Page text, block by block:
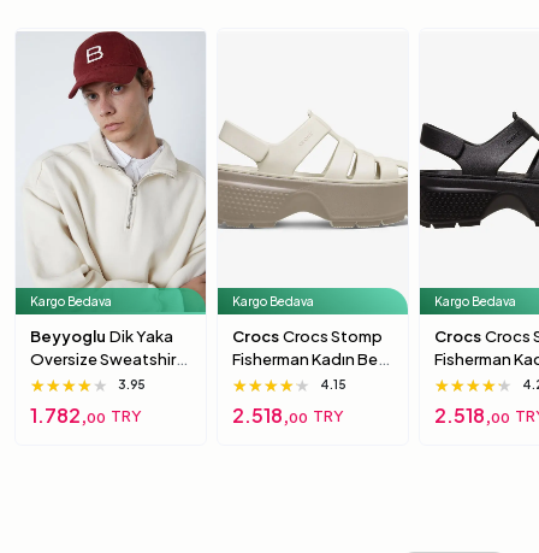
Kargo Bedava
Beyyoglu Dik Yaka
Oversize Sweatshirt
S
★★★★★
★★★★★
★★★★★ 3.95
1.782,00 TRY
Kargo Bedava
CrocsCrocs Stomp
Fisherman Kadın Bej
Sandalet 39-40
★★★★★
★★★★★
★★★★★ 4.15
2.518,00 TRY
Kargo Bedava
CrocsCrocs
Fisherman
Siyah
40
★★★★★
★★★★★
★★★★★
2.518,00